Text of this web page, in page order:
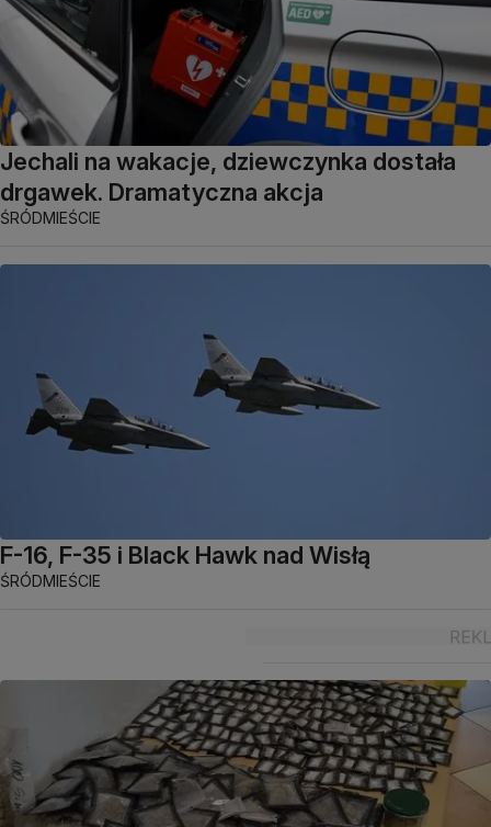
Jechali na wakacje, dziewczynka dostała
drgawek. Dramatyczna akcja
ŚRÓDMIEŚCIE
F-16, F-35 i Black Hawk nad Wisłą
ŚRÓDMIEŚCIE